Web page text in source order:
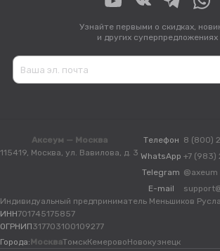
Узнайте первыми о скидках,
и других суперпредложениях
Аксеум — Москва
115419, Москва, ул. Вавилова, д. 3
Телефон 8 (800)
WhatsApp +7
Telegram @axeum
E-mail
Индивидуальный предприниматель Меньшиков
ИНН701745175857
ОГРНИП317703100109277
Города: МоскваТомскКемеровоНовокузнецк